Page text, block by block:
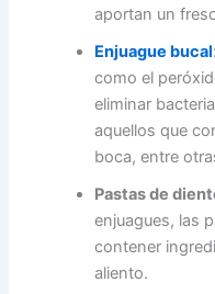
aportan un
Enjuague bucal
como el
eliminar
aquellos que
boca, entre
Pastas de
enjuagues, las
contener
aliento.